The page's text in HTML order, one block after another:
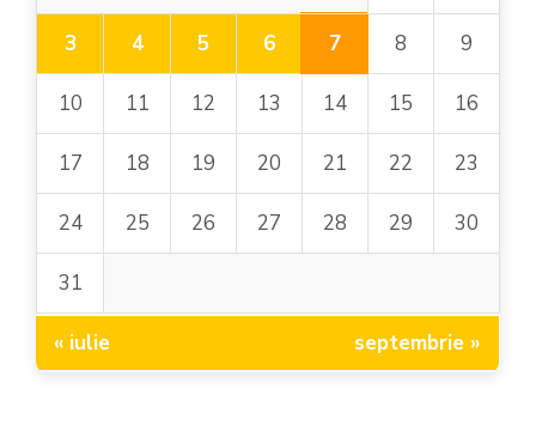
3 4 5 6 7 8 9
10 11 12 13 14 15 16
17 18 19 20 21 22 23
24 25 26 27 28 29 30
31
« iulie septembrie »